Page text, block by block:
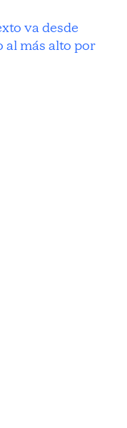
va desde
al más alto por